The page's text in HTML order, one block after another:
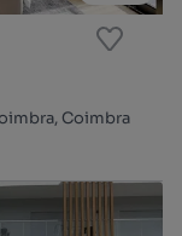
Coimbra